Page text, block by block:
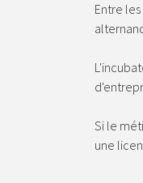
Entre
Si le
une